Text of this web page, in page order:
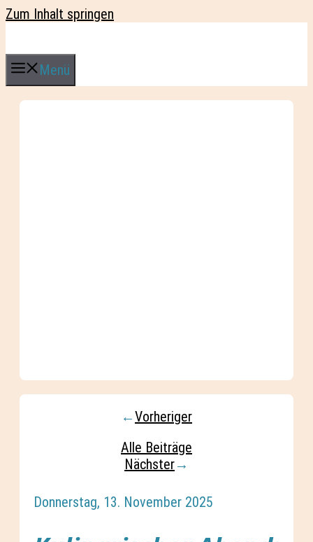
Zum Inhalt springen
Menü
←Vorheriger
Alle Beiträge
Nächster→
Donnerstag, 13. November 2025